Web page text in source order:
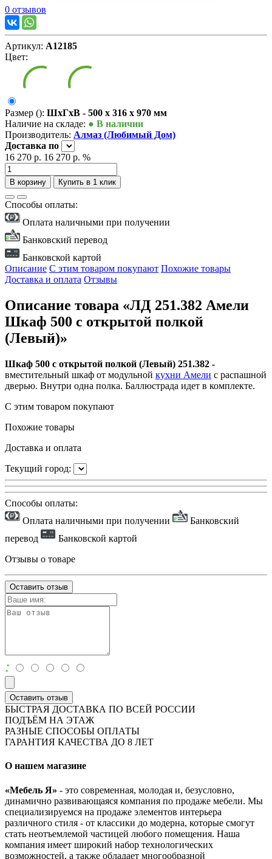
0 отзывов
Артикул: А12185
Цвет:
Размер (): ШxГxВ - 500 x 316 x 970 мм
Наличие на складе: ● В наличии
Производитель: Алмаз (Любимый Дом)
Доставка по
16 270 р. 16 270 р. %
В корзину Купить в 1 клик
Способы оплаты:
Оплата наличными при получении
Банковский перевод
Банковской картой
Описание С этим товаром покупают Похожие товары
Доставка и оплата Отзывы
Описание товара «ЛД 251.382 Амели
Шкаф 500 с открытой полкой
(Левый)»
Шкаф 500 с открытой полкой (Левый) 251.382 -
вместительный шкаф от модульной кухни Амели с распашной
дверью. Внутри одна полка. Баллюстрада идет в комплекте.
С этим товаром покупают
Похожие товары
Доставка и оплата
Текущий город:
Способы оплаты:
Оплата наличными при получении
Банковский
перевод
Банковской картой
Отзывы о товаре
Оставить отзыв
:
Оставить отзыв
БЫСТРАЯ ДОСТАВКА ПО ВСЕЙ РОССИИ
ПОДЪЁМ НА ЭТАЖ
РАЗНЫЕ СПОСОБЫ ОПЛАТЫ
ГАРАНТИЯ КАЧЕСТВА ДО 8 ЛЕТ
О нашем магазине
«Мебель Я» - это современная, молодая и, безусловно,
динамично развивающаяся компания по продаже мебели. Мы
специализируемся на продаже элементов интерьера
различного стиля - от классики до модерна, которые смогут
стать неотъемлемой частицей любого помещения. Наша
компания имеет широкий набор технологических
возможностей, а также обладает многообразной